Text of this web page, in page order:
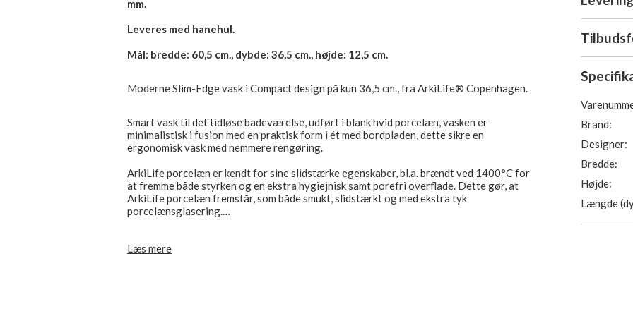
mm.
Leveres med hanehul.
Mål: bredde: 60,5 cm., dybde: 36,5 cm., højde: 12,5 cm.
Moderne Slim-Edge vask i Compact design på kun 36,5 cm., fra ArkiLife® Copenhagen.
Smart vask til det tidløse badeværelse, udført i blank hvid porcelæn, vasken er
minimalistisk i fusion med en praktisk form i ét med bordpladen, dette sikre en
ergonomisk vask med nemmere rengøring.
ArkiLife porcelæn er kendt for sine slidstærke egenskaber, bl.a. brændt ved 1400°C for
at fremme både styrken og en ekstra hygiejnisk samt porefri overflade. Dette gør, at
ArkiLife porcelæn fremstår, som både smukt, slidstærkt og med ekstra tyk
porcelænsglasering.
Tåler alle typer rengøringsmidler.
Læs mere
Brand:
Designer:
Bredde:
Højde:
Længde